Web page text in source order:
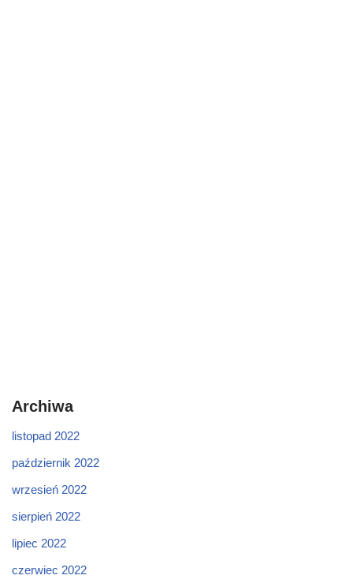
Archiwa
listopad 2022
październik 2022
wrzesień 2022
sierpień 2022
lipiec 2022
czerwiec 2022